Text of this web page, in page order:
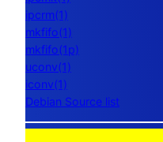
ipcrm(1)
mkfifo(1)
mkfifo(1p)
uconv(1)
iconv(1)
Debian Source list